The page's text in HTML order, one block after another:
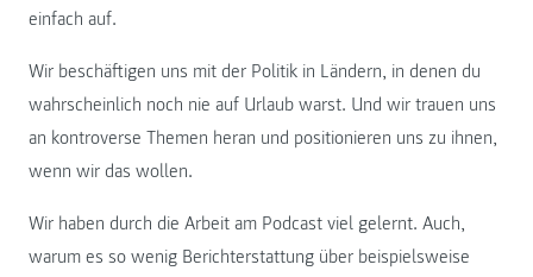
einfach auf.
Wir beschäftigen uns mit der Politik in Ländern, in denen du
wahrscheinlich noch nie auf Urlaub warst. Und wir trauen uns
an kontroverse Themen heran und positionieren uns zu ihnen,
wenn wir das wollen.
Wir haben durch die Arbeit am Podcast viel gelernt. Auch,
warum es so wenig Berichterstattung über beispielsweise